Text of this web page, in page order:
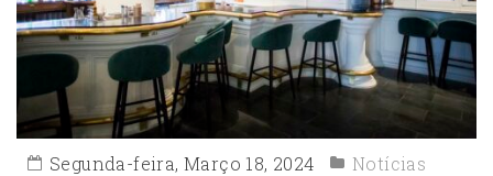
Segunda-feira, Março 18, 2024
Notícias